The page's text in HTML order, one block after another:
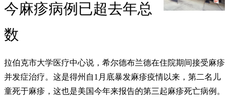
今麻疹病例已超去年总
数
拉伯克市大学医疗中心说，希尔德布兰德在住院期间接受麻疹
并发症治疗。这是得州自1月底暴发麻疹疫情以来，第二名儿
童死于麻疹，这也是美国今年来报告的第三起麻疹死亡病例。